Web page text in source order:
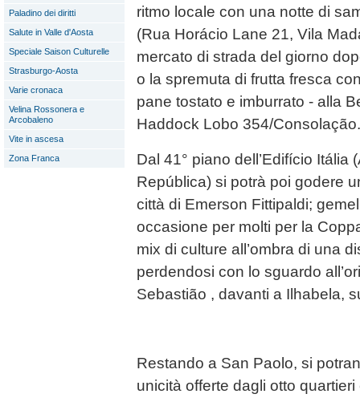
Paladino dei diritti
Salute in Valle d'Aosta
Speciale Saison Culturelle
Strasburgo-Aosta
Varie cronaca
Velina Rossonera e
Arcobaleno
Vite in ascesa
Zona Franca
ritmo locale con una notte di
(Rua Horácio Lane 21, Vila
mercato di strada del giorno
o la spremuta di frutta fresca
pane tostato e imburrato - alla
Haddock Lobo 354/Consolação.
Dal 41° piano dell’Edifício Itália
República) si potrà poi godere
città di Emerson Fittipaldi;
occasione per molti per la
mix di culture all’ombra di una
perdendosi con lo sguardo
Sebastião , davanti a Ilhabela,
Restando a San Paolo, si
unicità offerte dagli otto